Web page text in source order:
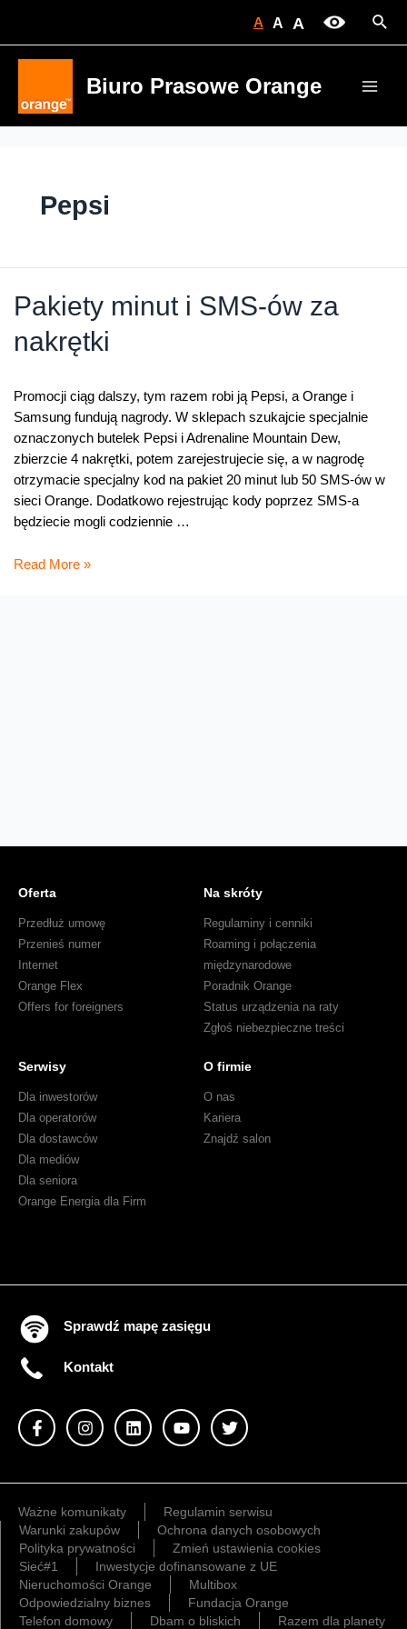
A A A
Biuro Prasowe Orange
Pepsi
Pakiety minut i SMS-ów za
nakrętki
Promocji ciąg dalszy, tym razem robi ją Pepsi, a Orange i
Samsung fundują nagrody. W sklepach szukajcie specjalnie
oznaczonych butelek Pepsi i Adrenaline Mountain Dew,
zbierzcie 4 nakrętki, potem zarejestrujecie się, a w nagrodę
otrzymacie specjalny kod na pakiet 20 minut lub 50 SMS-ów w
sieci Orange. Dodatkowo rejestrując kody poprzez SMS-a
będziecie mogli codziennie …
Pakiety
Read More »
Oferta
Przedłuż umowę
Przenieś numer
Internet
Orange Flex
Offers for foreigners
Na skróty
Regulaminy i cenniki
Roaming i połączenia
międzynarodowe
Poradnik Orange
Status urządzenia na raty
Zgłoś niebezpieczne treści
Serwisy
Dla inwestorów
Dla operatorów
Dla dostawców
Dla mediów
Dla seniora
Orange Energia dla Firm
O firmie
O nas
Kariera
Znajdź salon
Sprawdź mapę zasięgu
Kontakt
Ważne komunikaty
Regulamin serwisu
Warunki zakupów
Ochrona danych osobowych
Polityka prywatności
Zmień ustawienia cookies
Sieć#1
Inwestycje dofinansowane z UE
Nieruchomości Orange
Multibox
Odpowiedzialny biznes
Fundacja Orange
Telefon domowy
Dbam o bliskich Razem dla planety